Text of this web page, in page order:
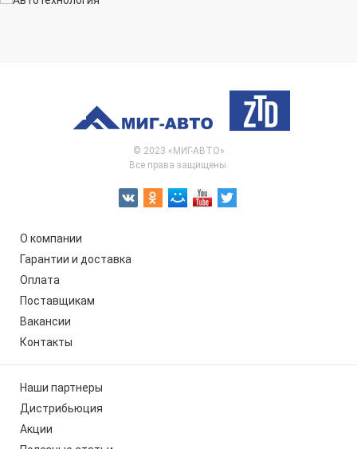
© 2023 «МИГ-АВТО»
Все права защищены.
О компании
Гарантии и доставка
Оплата
Поставщикам
Вакансии
Контакты
Наши партнеры
Дистрибьюция
Акции